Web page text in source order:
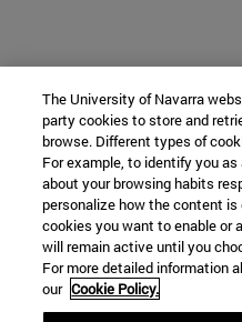
The University of Navarra
party cookies to store and
browse. Different types of
For example, to identify you
about your browsing habits
personalize how the content
cookies you want to enable or
will remain active until you
For more detailed information
our Cookie Policy.